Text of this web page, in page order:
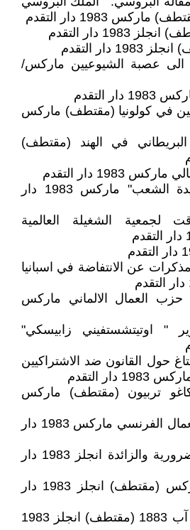
1983 دار التقدم
دار التقدم
التقدم
الى عصبة الشيوعيين ماركس/
التقدم
في كولونيا (مقتطف) ماركس
البريطاني في الهند (مقتطف)
1983 دار التقدم
كلمة في يوبيل " جريدة الشعب" ماركس 1983 دار
لجمعية الشغيلة العالمية
مذكرات عن الانتفاضة في اسبانيا
العمال الالماني ماركس
" اوتيتشستفيني زابيسكي"
حول القانون ضد الاشتراكيين
التقدم
تربيون (مقتطف) ماركس
مقدمة لبرنامج حزب العمال الفرنسي ماركس 1983 دار
الطبقات الاجتماعية، الضرورية والزائدة انجلز 1983 دار
لمناسبة وفاة كارل ماركس (مقتطف) انجلز 1983 دار
رسالة الى برنشتين 27 آب 1883 (مقتطف) انجلز 1983